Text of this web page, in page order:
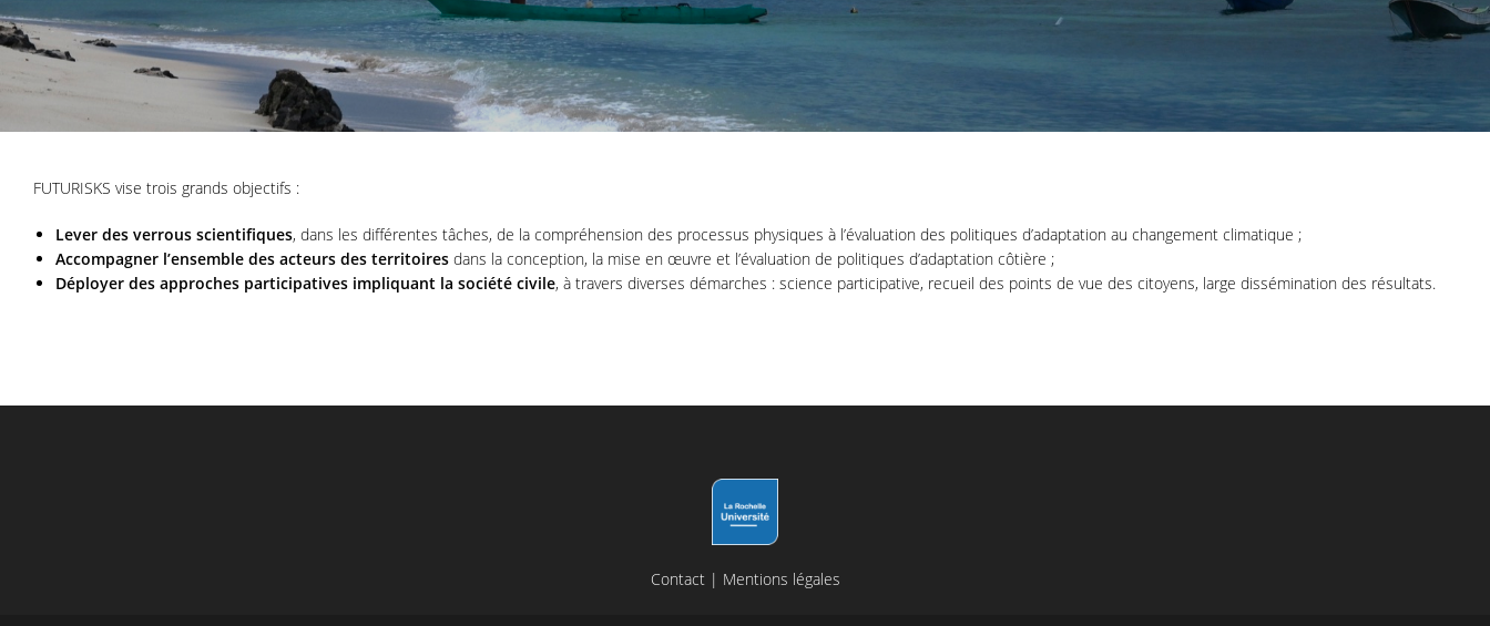
FUTURISKS vise trois grands objectifs :
Lever des verrous scientifiques, dans les différentes tâches, de la compréhension des processus physiques à l’évaluation des politiques d’adaptation au changement climatique ;
Accompagner l’ensemble des acteurs des territoires dans la conception, la mise en œuvre et l’évaluation de politiques d’adaptation côtière ;
Déployer des approches participatives impliquant la société civile, à travers diverses démarches : science participative, recueil des points de vue des citoyens, large dissémination des résultats.
Contact | Mentions légales